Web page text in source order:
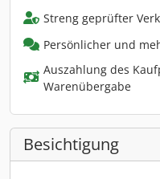
Streng geprüfter
Persönlicher und
Auszahlung des
Warenübergabe
Besichtigung